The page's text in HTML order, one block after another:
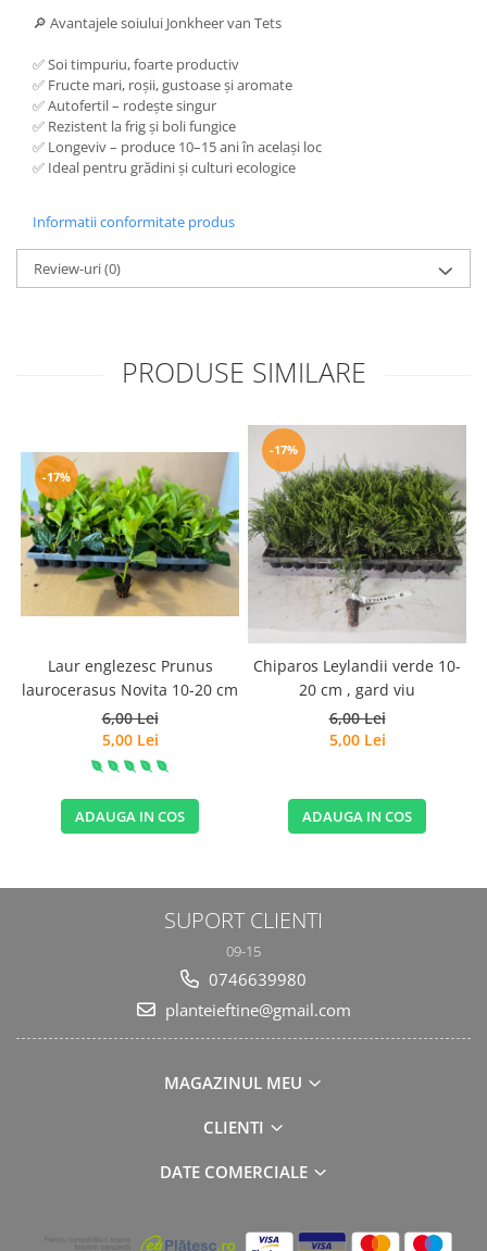
🔎 Avantajele soiului Jonkheer van Tets
✅ Soi timpuriu, foarte productiv
✅ Fructe mari, roșii, gustoase și aromate
✅ Autofertil – rodește singur
✅ Rezistent la frig și boli fungice
✅ Longeviv – produce 10–15 ani în același loc
✅ Ideal pentru grădini și culturi ecologice
Informatii conformitate produs
Review-uri(0)
PRODUSE SIMILARE
-17%
Laur englezesc Prunus
laurocerasus Novita 10-20 cm
6,00 Lei
5,00 Lei
ADAUGA IN COS
-17%
Chiparos Leylandii verde 10-
20 cm , gard viu
6,00 Lei
5,00 Lei
ADAUGA IN COS
SUPORT CLIENTI
09-15
0746639980
planteieftine@gmail.com
MAGAZINUL MEU
CLIENTI
DATE COMERCIALE